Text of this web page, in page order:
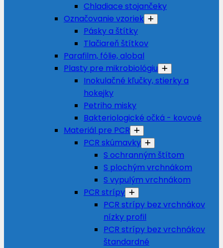
Chladiace stojančeky
Označovanie vzoriek
Pásky a štítky
Tlačiareň štítkov
Parafilm, fólie, alobal
Plasty pre mikrobiológiu
Inokulačné kľučky, stierky a
hokejky
Petriho misky
Bakteriologické očká - kovové
Materiál pre PCR
PCR skúmavky
S ochranným štítom
S plochým vrchnákom
S vypulým vrchnákom
PCR strípy
PCR strípy bez vrchnákov
nízky profil
PCR strípy bez vrchnákov
štandardné